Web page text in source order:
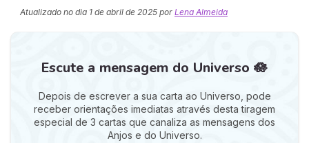
Atualizado no dia 1 de abril de 2025 por Lena Almeida
Escute a mensagem do Universo 🪷
Depois de escrever a sua carta ao Universo, pode
receber orientações imediatas através desta tiragem
especial de 3 cartas que canaliza as mensagens dos
Anjos e do Universo.